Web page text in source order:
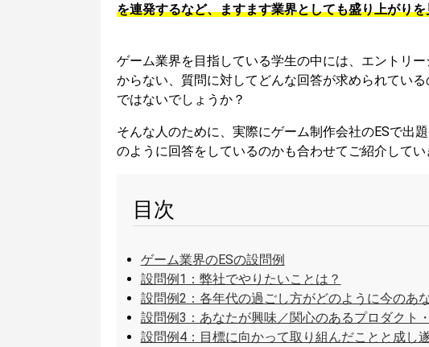
を連発するなど、ますます業界としても盛り上がり
ゲーム業界を目指している学生の中には、エントリ
からない、質問に対してどんな回答が求められてい
ではないでしょうか？
そんな人のために、実際にゲーム制作会社のESで出
のように回答をしているのかも合わせてご紹介してい
目次
ゲーム業界のESの設問例
設問例1：弊社でやりたいことは？
設問例2：各年代の過ごし方がどのように今のあ
設問例3：あなたが興味／関心のあるプロダクト
設問例4：目標に向かって取り組んだことと成し